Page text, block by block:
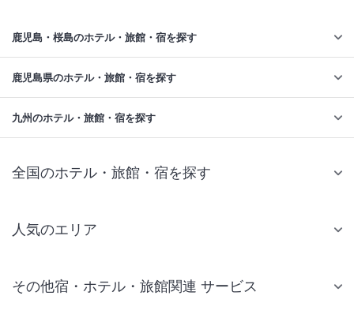
鹿児島・桜島のホテル・旅館・宿を探す
鹿児島県のホテル・旅館・宿を探す
九州のホテル・旅館・宿を探す
全国のホテル・旅館・宿を探す
人気のエリア
仙台 ホテル
その他宿・ホテル・旅館関連 サービス